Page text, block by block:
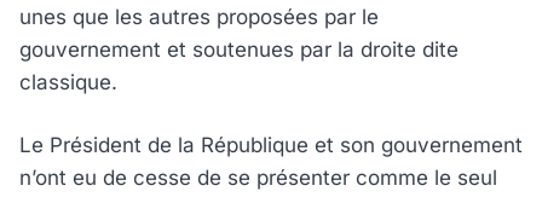
unes que les autres proposées par le
gouvernement et soutenues par la droite dite
classique.
Le Président de la République et son gouvernement
n’ont eu de cesse de se présenter comme le seul